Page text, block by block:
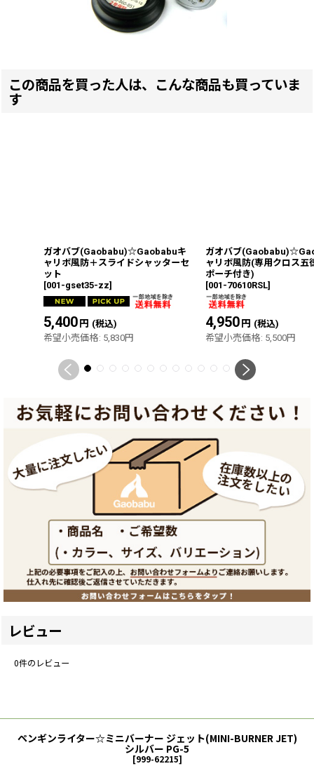
ペンギンライター☆ミニバーナー ジェット(MINI-BURNER JET)
シルバー PG-5
[999-62215]
この商品を買った人は、こんな商品も買っていま
す
ガオバブ(Gaobabu)☆Gaobabuキ
ャリボ風防＋スライドシャッターセ
ット
[001-gset35-zz]
5,400円 (税込)
希望小売価格: 5,830円
ガオバブ
ャリボ風防(専用クロス五
ポーチ付き)
[001-70610RSL]
4,950円 (税込)
希望小売価格: 5,500円
レビュー
0件のレビュー